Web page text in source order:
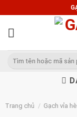
to
content
Tìm
Trang chủ / Gạch vỉa hè